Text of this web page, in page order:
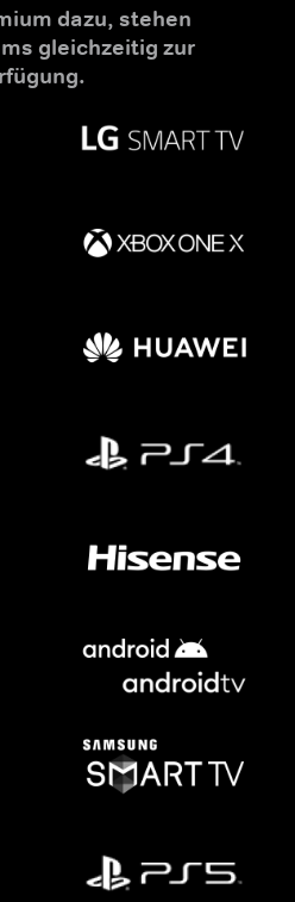
dazu, stehen
gleichzeitig zur